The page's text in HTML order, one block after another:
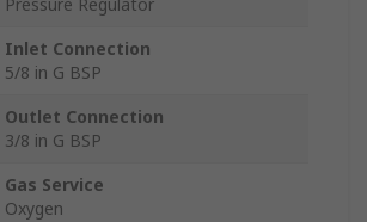
Pressure Regulator
Inlet Connection
5/8 in G BSP
Outlet Connection
3/8 in G BSP
Gas Service
Oxygen